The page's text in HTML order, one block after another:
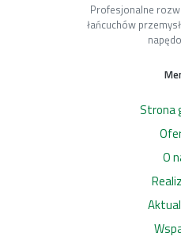
Profesjonalne
łańcuchów
Strona
O